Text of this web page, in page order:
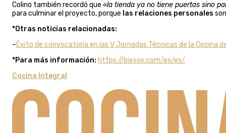
Colino también recordó que «la tienda ya no tiene puertas sino
para culminar el proyecto, porque las relaciones personales
*Otras noticias relacionadas:
–Éxito de convocatoria en las V Jornadas Técnicas de la Cocina
*Para más información: https://biesse.com/es/es/
Cocina Integral